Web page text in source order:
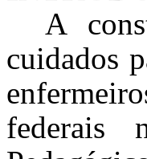
A
cuidados
federais